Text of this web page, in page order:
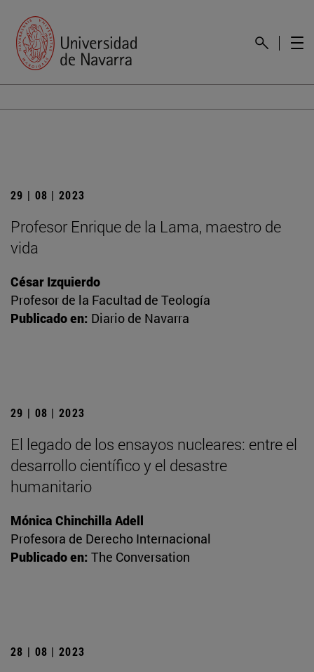
29 | 08 | 2023
Profesor Enrique de la Lama, maestro de
vida
César Izquierdo
Profesor de la Facultad de Teología
Publicado en: Diario de Navarra
29 | 08 | 2023
El legado de los ensayos nucleares: entre el
desarrollo científico y el desastre
humanitario
Mónica Chinchilla Adell
Profesora de Derecho Internacional
Publicado en: The Conversation
28 | 08 | 2023